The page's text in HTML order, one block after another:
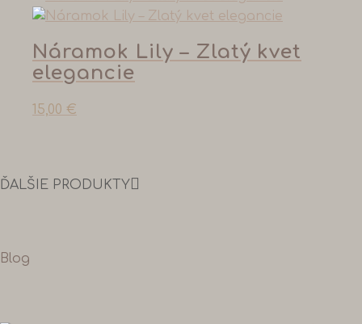
Náramok Lily – Zlatý kvet
elegancie
15,00 €
ĎALŠIE PRODUKTY
Blog